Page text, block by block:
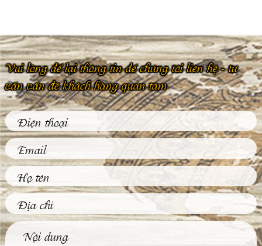
Vui lòng để lại thông tin để chúng tôi liên hệ - tư
vấn vấn đề khách hàng quan tâm
Phù Điêu Và Những
Thực Trong Đời
Sống Thường Ngày
phù điêu hiện nay
Tìm Hiểu Về Kỹ